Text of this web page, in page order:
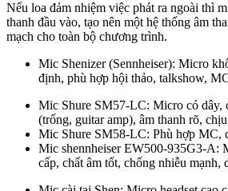
Nếu loa đảm nhiệm việc phát ra ngoài thì
thanh đầu vào, tạo nên một hệ thống âm
mạch cho toàn bộ chương trình.
Mic Shenizer (Sennheiser): Micro
định, phù hợp hội thảo, talkshow,
Mic Shure SM57-LC: Micro có dây,
(trống, guitar amp), âm thanh rõ,
Mic Shure SM58-LC: Phù hợp MC,
Mic shennheiser EW500-935G3-A:
cấp, chất âm tốt, chống nhiễu mạnh,